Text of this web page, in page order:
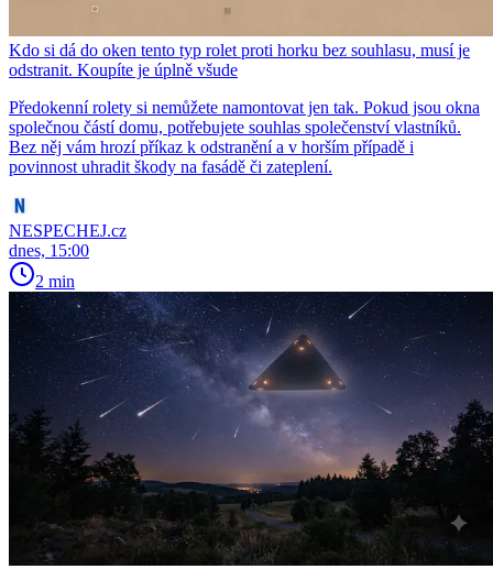
Kdo si dá do oken tento typ rolet proti horku bez souhlasu, musí je
odstranit. Koupíte je úplně všude
Předokenní rolety si nemůžete namontovat jen tak. Pokud jsou okna
společnou částí domu, potřebujete souhlas společenství vlastníků.
Bez něj vám hrozí příkaz k odstranění a v horším případě i
povinnost uhradit škody na fasádě či zateplení.
NESPECHEJ.cz
dnes, 15:00
2 min